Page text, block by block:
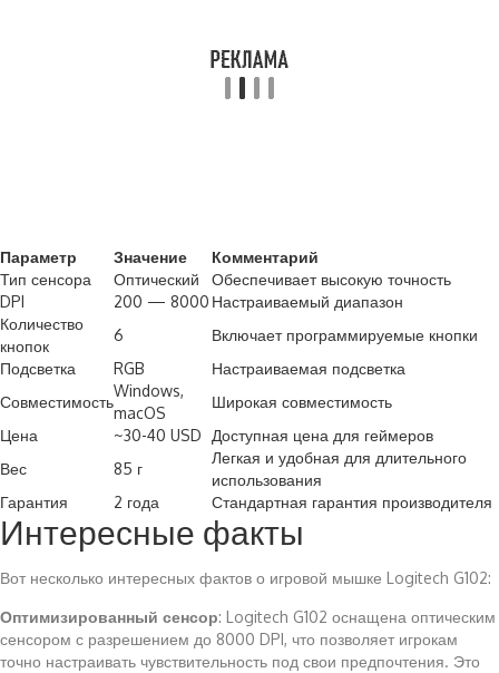
Параметр Значение
Комментарий
Тип сенсора
Оптический
Обеспечивает высокую точность
DPI
200 — 8000 Настраиваемый диапазон
Количество
кнопок
6
Включает программируемые кнопки
Подсветка
RGB
Настраиваемая подсветка
Совместимость
Windows,
macOS
Широкая совместимость
Цена
~30-40 USD
Доступная цена для геймеров
Вес
85 г
Легкая и удобная для длительного
использования
Гарантия
2 года Стандартная гарантия производителя
Интересные факты
Вот несколько интересных фактов о игровой мышке Logitech G102:
Оптимизированный сенсор: Logitech G102 оснащена оптическим
сенсором с разрешением до 8000 DPI, что позволяет игрокам
точно настраивать чувствительность под свои предпочтения. Это